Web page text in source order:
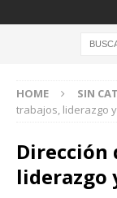
HOME SIN
trabajos, liderazgo
Dirección
liderazgo